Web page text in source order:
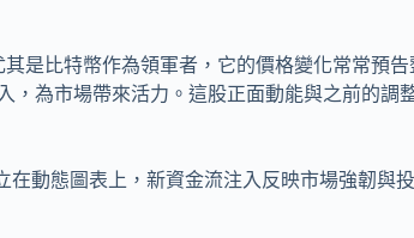
是比特幣作為領軍者，它的價格變化常常預
為市場帶來活力。這股正面動能與之前的調